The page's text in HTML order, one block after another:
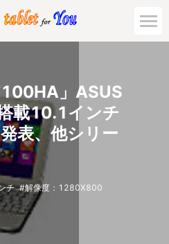
」ASUS
載10.1インチ
表、他シリー
チ 解像度：1280X800